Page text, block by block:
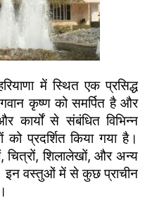
में स्थित एक प्रसिद्ध
कृष्ण को समर्पित है और
से संबंधित विभिन्न
प्रदर्शित किया गया है।
चित्रों, शिलालेखों, और अन्य
इन वस्तुओं में से कुछ प्राचीन